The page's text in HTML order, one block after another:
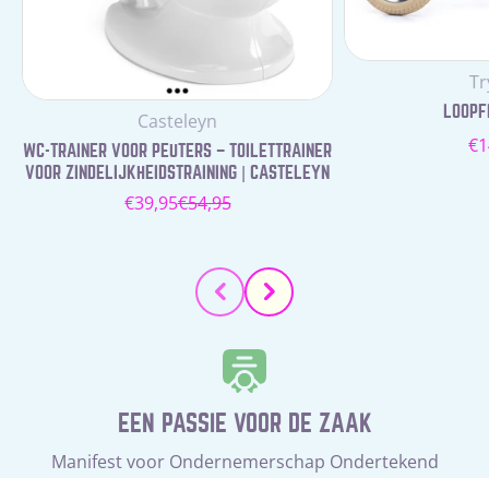
Leverancier:
Casteleyn
WC-TRAINER VOOR PEUTERS – TOILETTRAINER
VOOR ZINDELIJKHEIDSTRAINING | CASTELEYN
Verkoopprijs
€39,95Normale
€54,95
EEN PASSIE VOOR DE ZAAK
Manifest voor Ondernemerschap Ondertekend